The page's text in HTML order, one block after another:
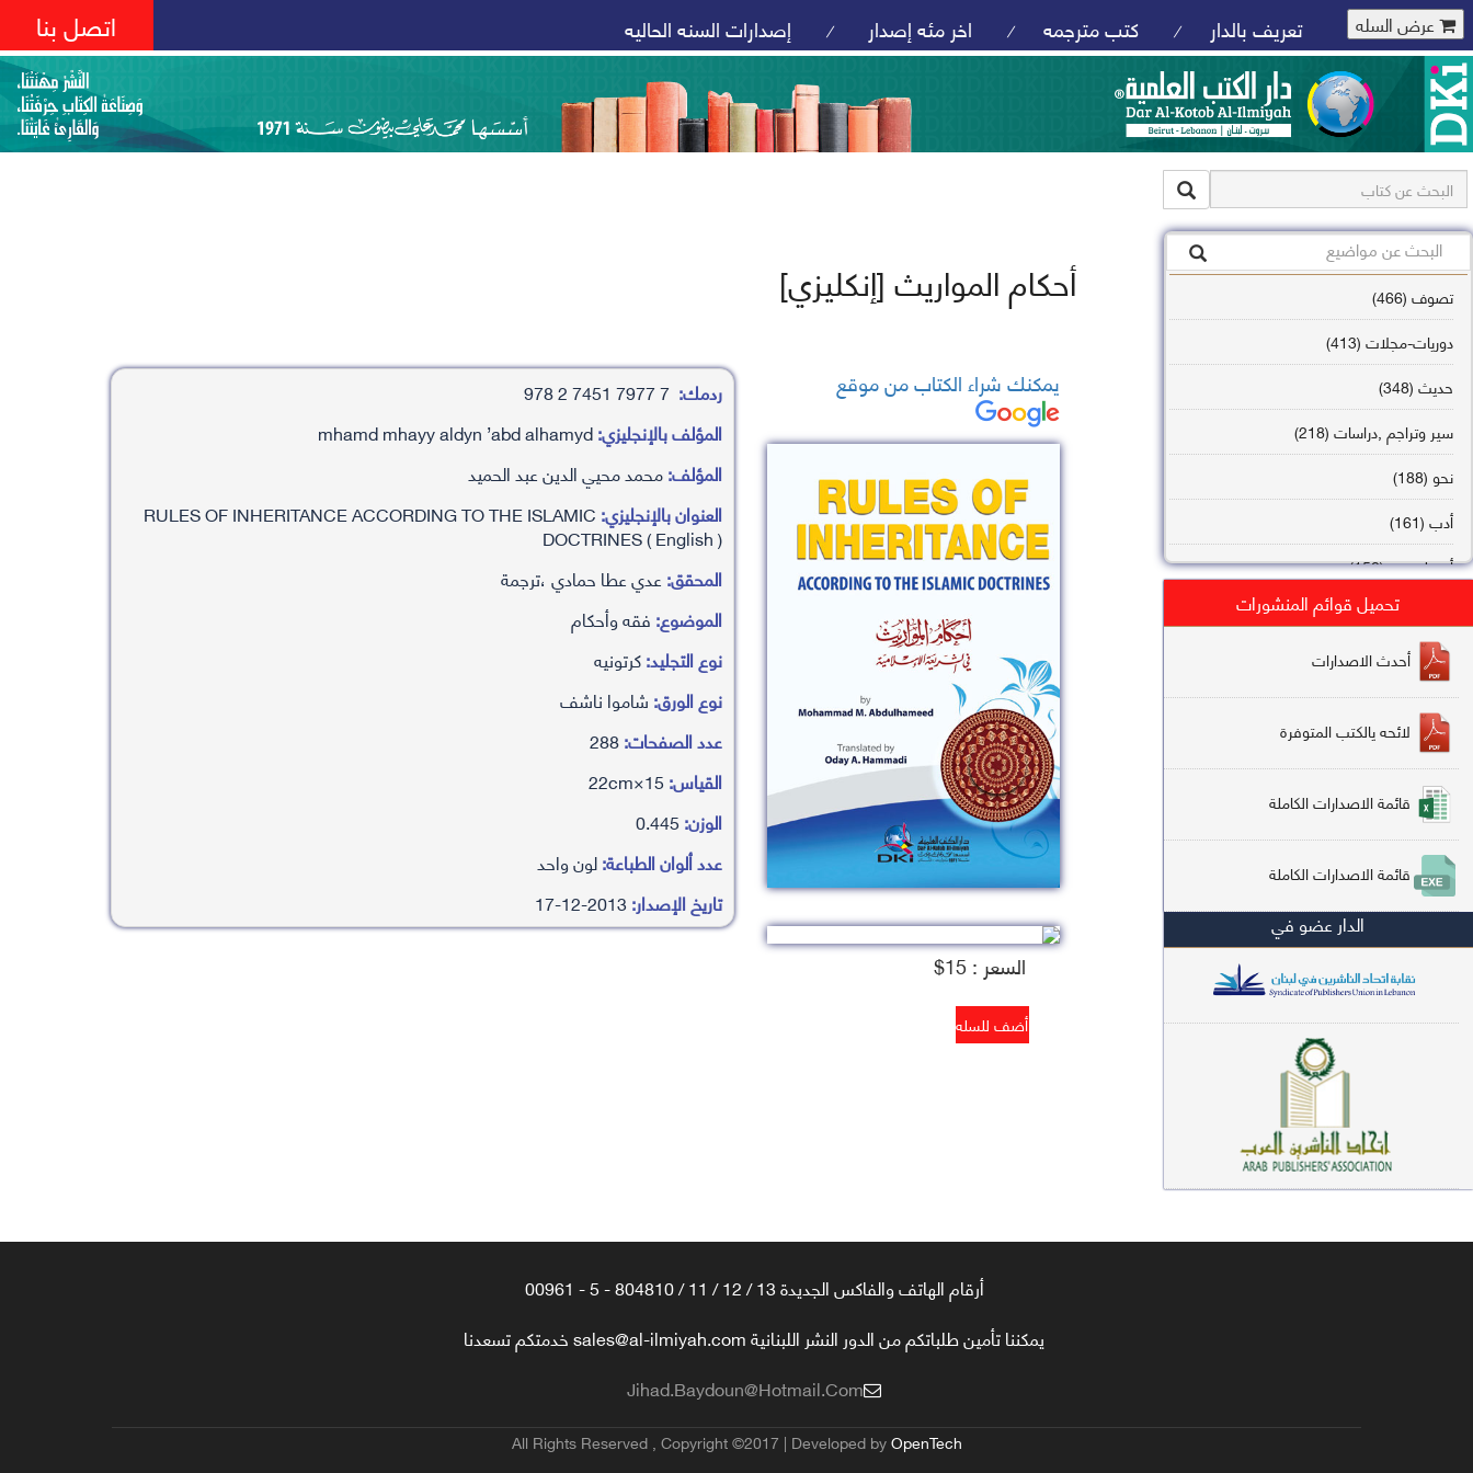
عرض السله تعريف بالدار / كتب مترجمه / اخر مئه إصدار / إصدارات السنه الحاليه اتصل بنا
تصوف (466)
دوريات-مجلات (413)
حديث (348)
سير وتراجم ,دراسات (218)
نحو (188)
أدب (161)
أصول فقه (158)
تاريخ (138)
فقه شافعي (132)
فقه حنفي (113)
فقه مالكي (112)
تفسير قرآن (106)
علم كلام (96)
أخلاق وتصوف (91)
سير وتراجم (90)
معاجم لغوية (89)
سيرة نبوية وتصوف (81)
دراسات إسلامية (75)
شعر (72)
علوم قرآن (66)
فقه عام وأحكام فقهية (62)
تحميل قوائم المنشورات
أحدث الاصدارات
لائحه يالكتب المتوفرة
قائمة الاصدارات الكاملة
قائمة الاصدارات الكاملة
الدار عضو في
أحكام المواريث [إنكليزي]
يمكنك شراء الكتاب من موقع
السعر : 15$
ردمك: 7 7977 7451 2 978
المؤلف بالإنجليزي:mhamd mhayy aldyn ’abd alhamyd
المؤلف:محمد محيي الدين عبد الحميد
العنوان بالإنجليزي:RULES OF INHERITANCE ACCORDING TO THE ISLAMIC
DOCTRINES ( English )
المحقق:عدي عطا حمادي ،ترجمة
الموضوع:فقه وأحكام
نوع التجليد:كرتونيه
نوع الورق:شاموا ناشف
عدد الصفحات:288
القياس:
الوزن:
عدد ألوان الطباعة:لون واحد
تاريخ الإصدار:
أرقام الهاتف والفاكس الجديدة 13 / 12 / 11 / 804810 - 5 - 00961
يمكننا تأمين طلباتكم من الدور النشر اللبنانية sales@al-ilmiyah.com خدمتكم تسعدنا
Jihad.baydoun@hotmail.com
All Rights Reserved , Copyright ©2017 | Developed byOpenTech